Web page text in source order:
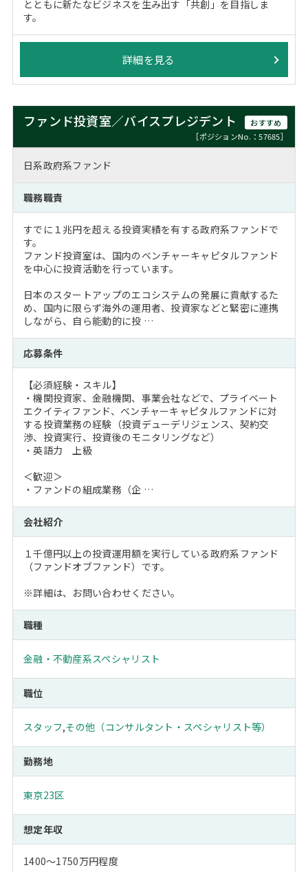
とともに新たなビジネスを生み出す「共創」を目指しま
す。
詳細を見る
ファンド投資室／バイスプレジデント
おすすめ
［ポジションNo.：57685］
日系政府系ファンド
職務職責
すでに１兆円を超える投資実績を有する政府系ファンドで
す。
ファンド投資室は、国内のベンチャーキャピタルファンド
を中心に投資活動を行っています。
日本のスタートアップのエコシステムの発展に貢献するた
め、国内に限らず海外の運用者、投資家などと緊密に連携
しながら、自ら能動的に投 …
応募条件
【必須経験・スキル】
・機関投資家、金融機関、事業会社などで、プライベート
エクイティファンド、ベンチャーキャピタルファンドに対
する投資業務の経験（投資デューデリジェンス、契約交
渉、投資実行、投資後のモニタリングなど）
・英語力 上級
＜歓迎＞
・ファンドの組成業務（企 …
会社紹介
１千億円以上の投資運用額を実行している政府系ファンド
（ファンドオブファンド）です。
※詳細は、お問い合わせください。
職種
金融・不動産系スペシャリスト
職位
スタッフ,その他（コンサルタント・スペシャリスト等）
勤務地
東京23区
想定年収
1400～1750万円程度